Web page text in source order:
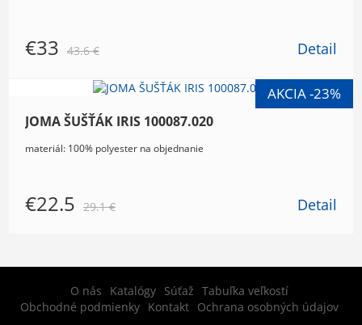
€33 43.6 € Detail
JOMA ŠUŠŤÁK IRIS 100087.020
materiál: 100% polyester na objednanie
€22.5 29.1 € Detail
O nás Katalógy Súťaž Tabuľka veľkostí
Obchodné podmienky
Kontakt Ochrana osobných údajov